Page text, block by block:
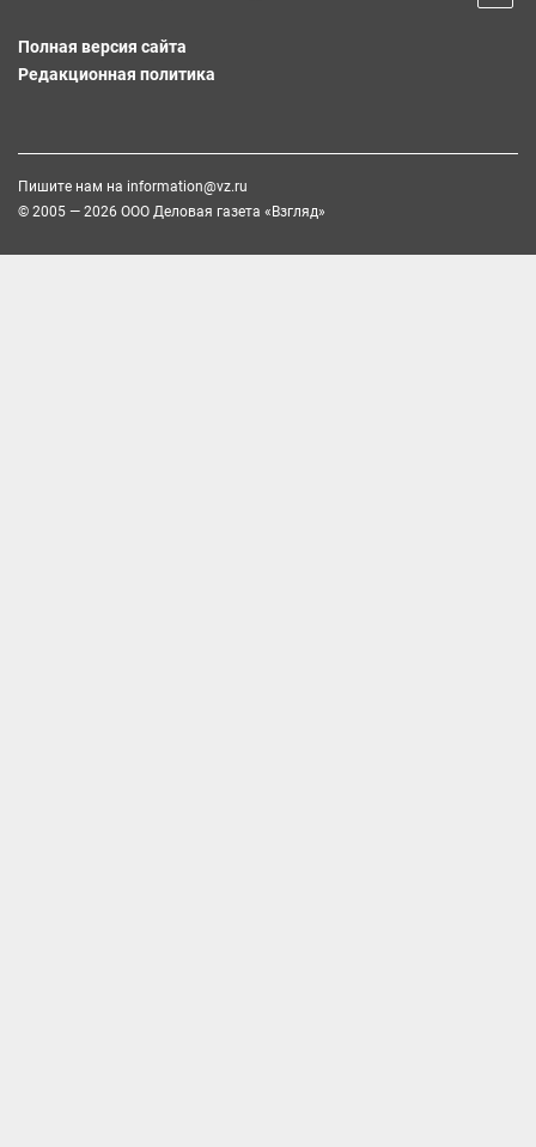
Полная версия сайта
Редакционная политика
Пишите нам на information@vz.ru
© 2005 — 2026 ООО Деловая газета «Взгляд»